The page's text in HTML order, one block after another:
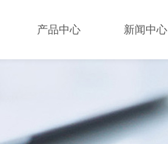
产品中心 新闻中心